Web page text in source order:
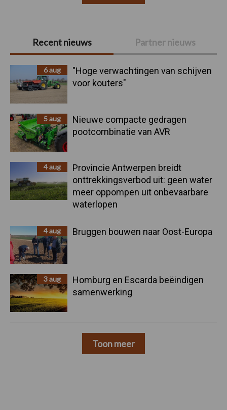
Primaire
Sidebar
Recent nieuws Partner nieuws
6 aug
"Hoge verwachtingen van schijven
voor kouters"
5 aug
Nieuwe compacte gedragen
pootcombinatie van AVR
4 aug
Provincie Antwerpen breidt
onttrekkingsverbod uit: geen water
meer oppompen uit onbevaarbare
waterlopen
4 aug Bruggen bouwen naar Oost-Europa
3 aug
Homburg en Escarda beëindigen
samenwerking
Toon meer